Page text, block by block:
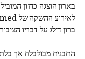
בארון הוצגה כחזון
ברון דילג על דבריו
התבנית מבולבלת אך